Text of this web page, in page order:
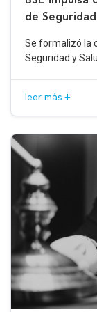
de
Se formalizó la
Seguridad y
leer más +